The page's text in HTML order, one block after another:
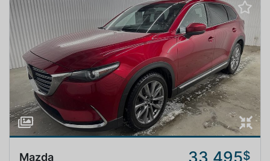
Mazda 33 495$